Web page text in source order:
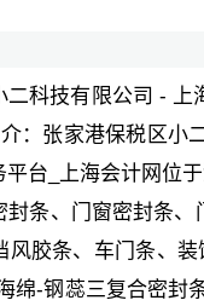
二科技有限公司 -
：张家港保税区小
台_上海会计网位
封条、门窗密封条
胶条、车门条、
绵-钢蕊三复合密封